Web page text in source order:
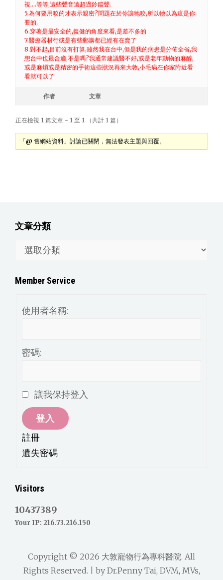
視….等等,這些聲音遠超過鈴鐺聲.
5.為何要用咬的才表示親密?問題在於你讓牠咬,所以牠以為這是你
要的,
6.穿著是最安全的,復健的角度來看,是差不多的
7.醫療器材行或是有些郵購都已經有在賣了
8.對不起,目前沒有打算,雖然我在台中,但是我的病患是分佈全省,我
想台中也最合適,不是嗎?我通常建議醫不好,或是老年動物的麻醉,
或是麻煩或是精密的手術這些狀況再來大敦,小毛病在你家附近看
看就可以了
作者 文章
正在檢視 1 篇文章 - 1 至 1 （共計 1 篇）
「@ 舊網站資料」討論已關閉，無法發表主題與回覆。
文章分類
分
Member Service
使用者名稱:
密碼:
讓我保持登入
登入
註冊
遺失密碼
Visitors
10437389
Your IP: 216.73.216.150
Copyright © 2026 大敦寵物行為專科醫院. All
Rights Reserved. | by Dr.Penny Tai, DVM, MVs,